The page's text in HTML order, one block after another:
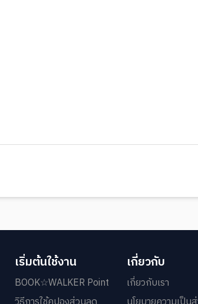
เริ่มต้นใช้งาน
BOOK☆WALKER Point
เกี่ยวกับ
เกี่ยวกับเรา